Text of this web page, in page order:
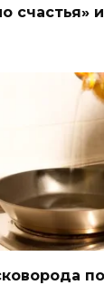
счастья»